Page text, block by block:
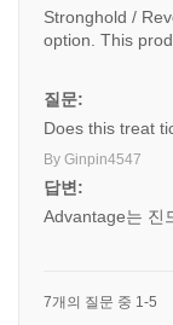
Stronghold /
option. This
질문:
Does this treat
By Ginpin4547
답변:
Advantage는 진
7개의 질문 중 1-5